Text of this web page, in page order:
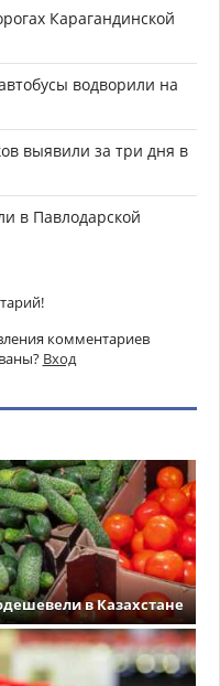
Карагандинской
водворили на
выявили за три дня в
в Павлодарской
комментариев
Вход
в Казахстане